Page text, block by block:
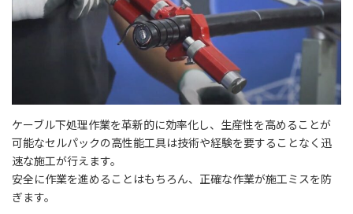
ケーブル下処理作業を革新的に効率化し、生産性を高めることが
可能なセルパックの高性能工具は技術や経験を要することなく迅
速な施工が行えます。
安全に作業を進めることはもちろん、正確な作業が施工ミスを防
ぎます。